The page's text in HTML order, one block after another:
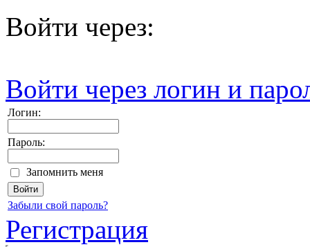
Войти через:
Войти через логин и
Логин:
Пароль:
Запомнить меня
Забыли свой пароль?
Регистрация